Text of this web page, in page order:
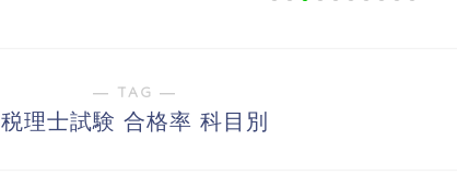
― TAG ―
税理士試験 合格率 科目別